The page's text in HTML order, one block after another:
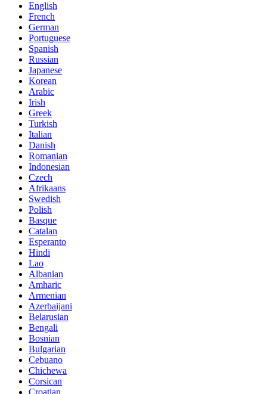
English
French
German
Portuguese
Spanish
Russian
Japanese
Korean
Arabic
Irish
Greek
Turkish
Italian
Danish
Romanian
Indonesian
Czech
Afrikaans
Swedish
Polish
Basque
Catalan
Esperanto
Hindi
Lao
Albanian
Amharic
Armenian
Azerbaijani
Belarusian
Bengali
Bosnian
Bulgarian
Cebuano
Chichewa
Corsican
Croatian